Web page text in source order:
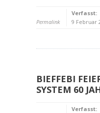
Permalink
Verfasst:
9 Februar
BIEFFEBI
SYSTEM 60
Verfasst: